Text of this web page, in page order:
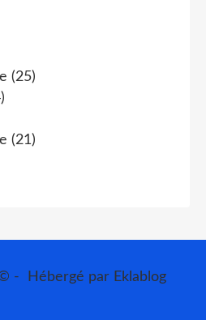
(25)
(21)
- Hébergé par Eklablog